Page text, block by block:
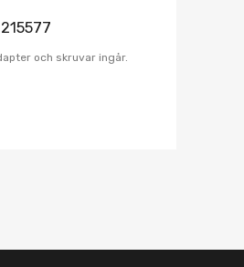
och skruvar ingår.